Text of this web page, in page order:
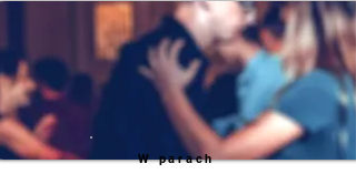
W parach